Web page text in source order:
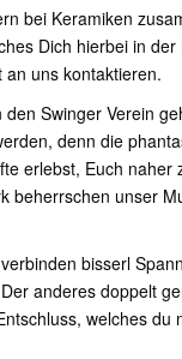
bei Keramiken
Dich hierbei in
uns kontaktieren.
Swinger Verein
denn die
erlebst, Euch naher
beherrschen unser
bisserl
anderes doppelt
welches du